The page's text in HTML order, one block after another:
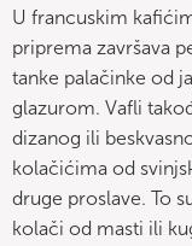
U francuskim
priprema završava
tanke palačinke od
glazurom. Vafli
dizanog ili
kolačićima od
druge proslave. To
kolači od masti ili